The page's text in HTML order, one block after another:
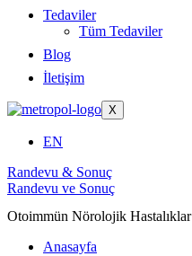
Tedaviler
Tüm Tedaviler
Blog
İletişim
X
EN
Randevu & Sonuç
Randevu ve Sonuç
Otoimmün Nörolojik Hastalıklar
Anasayfa